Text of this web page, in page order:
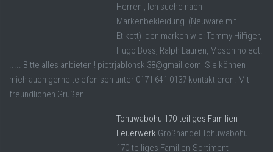
Herren , Ich suche nach
Markenbekleidung (Neuware mit
Etikett) den marken wie: Tommy Hilfiger,
Hugo Boss, Ralph Lauren, Moschino ect.
..... Bitte alles anbieten ! piotrjablonski38@gmail.com Sie können
mich auch gerne telefonisch unter 0171 641 0137 kontaktieren. Mit
freundlichen Grüßen
Tohuwabohu 170-teiliges Familien
Feuerwerk Großhandel Tohuwabohu
170-teiliges Familien-Sortiment